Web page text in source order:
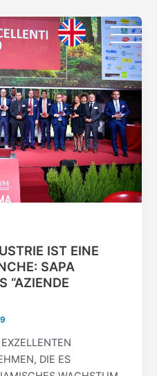
IST EINE
SAPA
“AZIENDE
DIE ES